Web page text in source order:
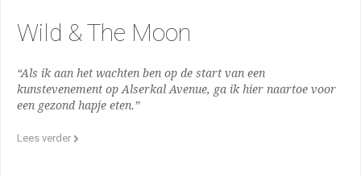
Wild & The Moon
“Als ik aan het wachten ben op de start van een
kunstevenement op Alserkal Avenue, ga ik hier naartoe voor
een gezond hapje eten.”
Lees verder